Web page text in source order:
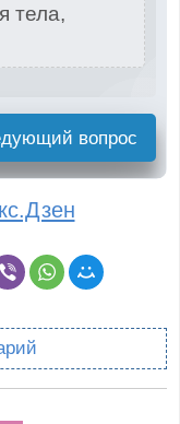
тела,
вопрос